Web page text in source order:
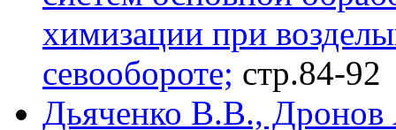
химизации при
севообороте; стр.84-92
Дьяченко В.В.,